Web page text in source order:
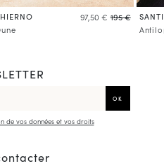
97,50 € 195 €
de vos données et vos droits